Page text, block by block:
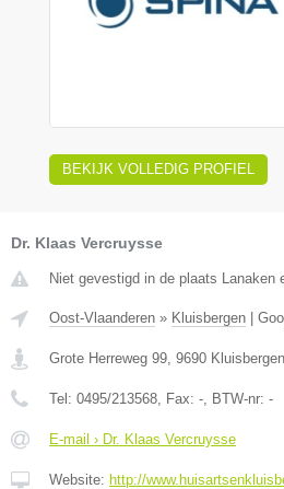
BEKIJK VOLLEDIG PROFIEL
Dr. Klaas Vercruysse
Niet gevestigd in de plaats Lanaken
Oost-Vlaanderen » Kluisbergen
Grote Herreweg 99 9690 Kluisbergen
Tel: 0495/213568 , Fax: - , BTW-nr: -
E-mail › Dr. Klaas Vercruysse
Website: http://